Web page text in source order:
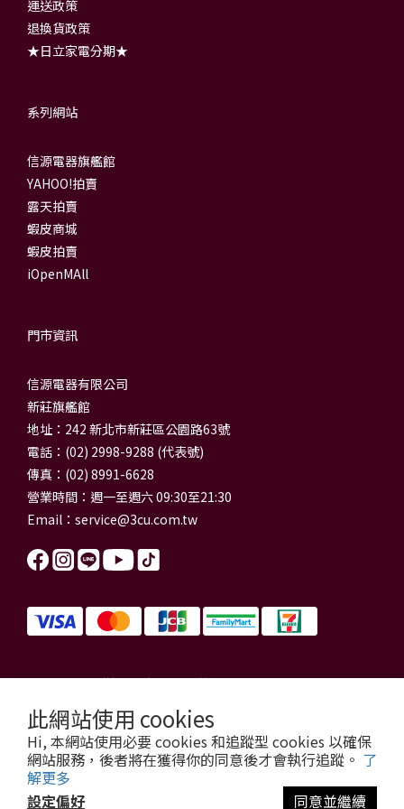
此網站使用 cookies
Hi, 本網站使用必要 cookies 和追蹤型 cookies 以確保
網站服務，後者將在獲得你的同意後才會執行追蹤。 了
解更多
設定偏好
同意並繼續
運送政策
退換貨政策
★日立家電分期★
系列網站
信源電器旗艦館
YAHOO!拍賣
露天拍賣
蝦皮商城
蝦皮拍賣
iOpenMAll
門市資訊
信源電器有限公司
新莊旗艦館
地址：242 新北市新莊區公園路63號
電話：(02) 2998-9288 (代表號)
傳真：(02) 8991-6628
營業時間：週一至週六 09:30至21:30
Email： service@3cu.com.tw
信源電器有限公司 統一編號：84179325
信源電器 版權所有
copyright © 2026 3cu.com.tw All Rights Reserved.